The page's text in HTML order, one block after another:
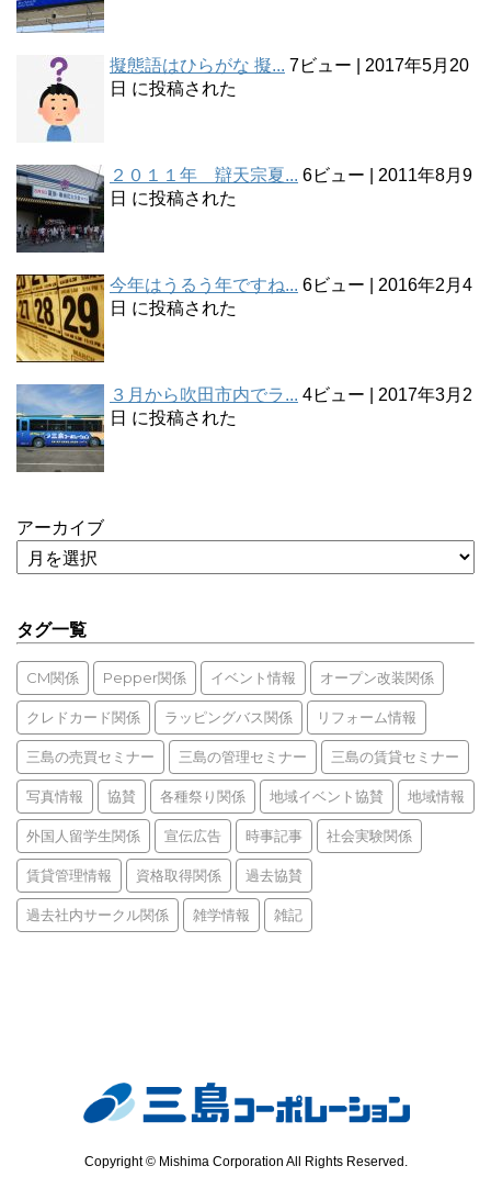
擬態語はひらがな 擬... 7ビュー
2017年5月20
日 に投稿された
２０１１年 辯天宗夏... 6ビュー
2011年8月9
日 に投稿された
今年はうるう年ですね... 6ビュー
2016年2月4
日 に投稿された
３月から吹田市内でラ... 4ビュー
2017年3月2
日 に投稿された
アーカイブ
タグ一覧
CM関係 Pepper関係 イベント情報 オープン改装関係
クレドカード関係 ラッピングバス関係 リフォーム情報
三島の売買セミナー 三島の管理セミナー 三島の賃貸セミナー
写真情報 協賛 各種祭り関係 地域イベント協賛 地域情報
外国人留学生関係 宣伝広告 時事記事 社会実験関係
賃貸管理情報 資格取得関係 過去協賛
過去社内サークル関係 雑学情報 雑記
Copyright © Mishima Corporation All Rights Reserved.